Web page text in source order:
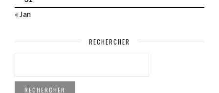
« Jan
RECHERCHER